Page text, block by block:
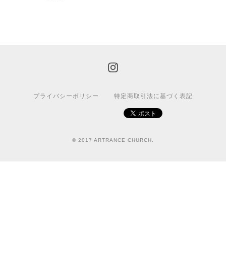
プライバシーポリシー 特定商取引法に基づく表記
© 2017 ARTRANCE CHURCH.